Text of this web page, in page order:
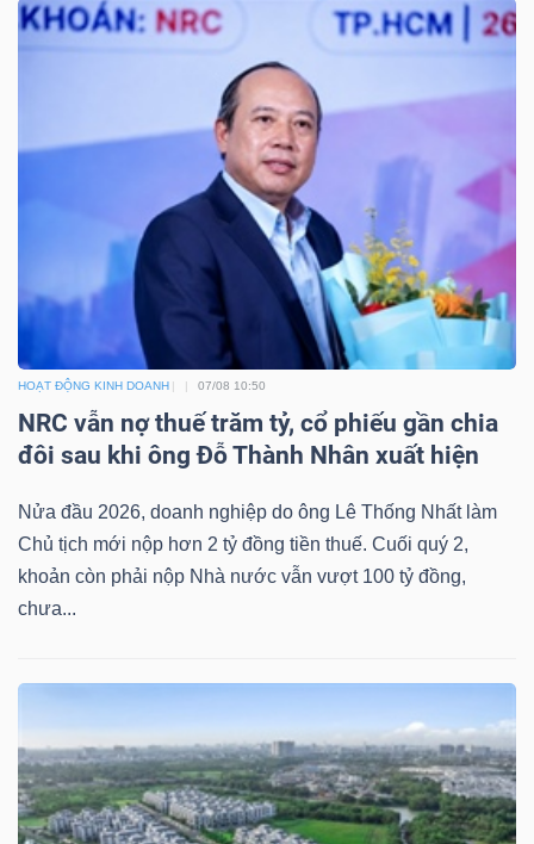
HOẠT ĐỘNG KINH DOANH 07/08 10:50
NRC vẫn nợ thuế trăm tỷ, cổ phiếu gần chia
đôi sau khi ông Đỗ Thành Nhân xuất hiện
Nửa đầu 2026, doanh nghiệp do ông Lê Thống Nhất làm
Chủ tịch mới nộp hơn 2 tỷ đồng tiền thuế. Cuối quý 2,
khoản còn phải nộp Nhà nước vẫn vượt 100 tỷ đồng,
chưa...